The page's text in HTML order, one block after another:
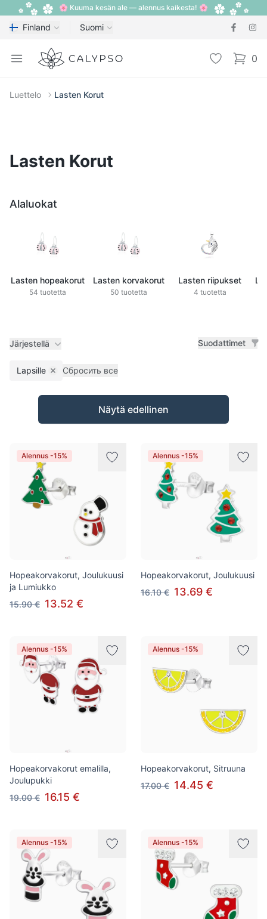
🌸 Kuuma kesän ale — alennus kaikesta! 🌸
Finland Suomi
Open menu
Calypso Toivelista 0
items
Luettelo Lasten Korut
Lasten Korut
Alaluokat
Lasten hopeakorut
54 tuotetta
Lasten korvakorut
50 tuotetta
Lasten riipukset
4 tuotetta
Järjestellä Suodattimet
Lapsille Remove filter
Сбросить все
Tuotteet
Näytä edellinen
Alennus -15%
Hopeakorvakorut, Joulukuusi
ja Lumiukko
15.90 € 13.52 €
Alennus -15%
Hopeakorvakorut, Joulukuusi
16.10 € 13.69 €
Alennus -15%
Hopeakorvakorut emalilla,
Joulupukki
19.00 € 16.15 €
Alennus -15%
Hopeakorvakorut, Sitruuna
17.00 € 14.45 €
Alennus -15% Alennus -15%